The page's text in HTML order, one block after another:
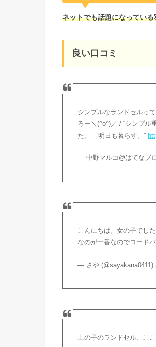
ネットでも話題になってい
良い口コミ
シンプルなランドセルっ
ろー＼(^o^)／ / “シンプル
た。 – 明日も暮らす。”
— 中野マルコ@はてなブ
こんにちは。女の子でし
なのが一番なのでコード
— さや (@sayakana0411)
上の子のランドセル、こ